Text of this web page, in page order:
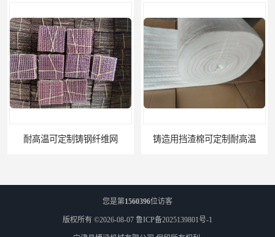
纤维网 铸造用挡渣棉可定制耐高温
您是第1560396位访客
版权所有 ©2026-08-07 鲁ICP备2025139801号-1